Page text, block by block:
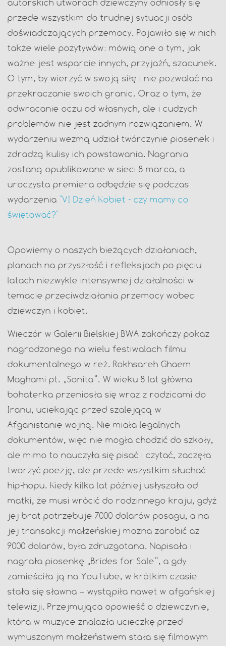
autorskich utworach dziewczyny odniosły się
przede wszystkim do trudnej sytuacji osób
doświadczających przemocy. Pojawiło się w nich
także wiele pozytywów: mówią one o tym, jak
ważne jest wsparcie innych, przyjaźń, szacunek.
O tym, by wierzyć w swoją siłę i nie pozwalać na
przekraczanie swoich granic. Oraz o tym, że
odwracanie oczu od własnych, ale i cudzych
problemów nie jest żadnym rozwiązaniem. W
wydarzeniu wezmą udział twórczynie piosenek i
zdradzą kulisy ich powstawania. Nagrania
zostaną opublikowane w sieci 8 marca, a
uroczysta premiera odbędzie się podczas
wydarzenia "VI Dzień Kobiet - czy mamy co
świętować?"
Opowiemy o naszych bieżących działaniach,
planach na przyszłość i refleksjach po pięciu
latach niezwykle intensywnej działalności w
temacie przeciwdziałania przemocy wobec
dziewczyn i kobiet.
Wieczór w Galerii Bielskiej BWA zakończy pokaz
nagrodzonego na wielu festiwalach filmu
dokumentalnego w reż. Rokhsareh Ghaem
Maghami pt. „Sonita”. W wieku 8 lat główna
bohaterka przeniosła się wraz z rodzicami do
Iranu, uciekając przed szalejącą w
Afganistanie wojną. Nie miała legalnych
dokumentów, więc nie mogła chodzić do szkoły,
ale mimo to nauczyła się pisać i czytać, zaczęła
tworzyć poezję, ale przede wszystkim słuchać
hip-hopu. Kiedy kilka lat później usłyszała od
matki, że musi wrócić do rodzinnego kraju, gdyż
jej brat potrzebuje 7000 dolarów posagu, a na
jej transakcji małżeńskiej można zarobić aż
9000 dolarów, była zdruzgotana. Napisała i
nagrała piosenkę „Brides for Sale”, a gdy
zamieściła ją na YouTube, w krótkim czasie
stała się sławna – wystąpiła nawet w afgańskiej
telewizji. Przejmująca opowieść o dziewczynie,
która w muzyce znalazła ucieczkę przed
wymuszonym małżeństwem stała się filmowym